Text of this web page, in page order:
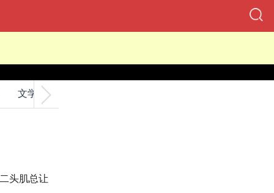
文学
身35
头肌总让